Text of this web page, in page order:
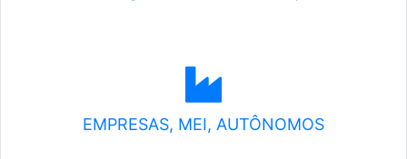
EMPRESAS, MEI, AUTÔNOMOS